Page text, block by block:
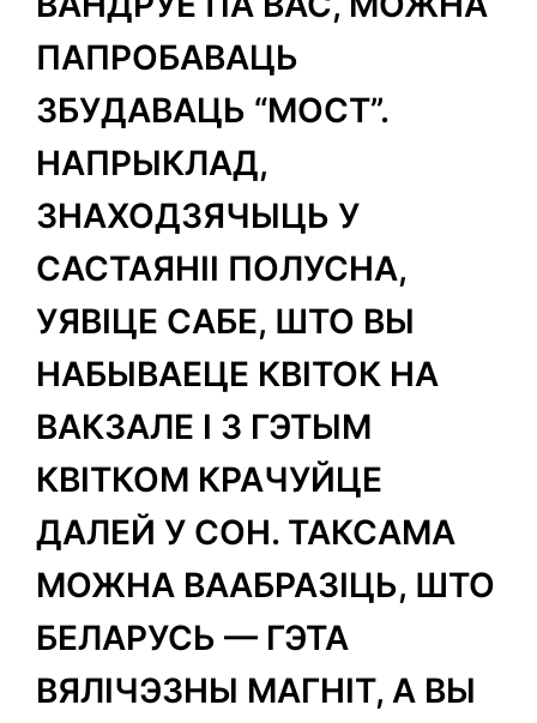
ПАПРОБАВАЦЬ
ЗБУДАВАЦЬ “МОСТ”.
НАПРЫКЛАД,
ЗНАХОДЗЯЧЫЦЬ У
САСТАЯНІІ ПОЛУСНА,
УЯВІЦЕ САБЕ, ШТО ВЫ
НАБЫВАЕЦЕ КВІТОК НА
ВАКЗАЛЕ І З ГЭТЫМ
КВІТКОМ КРАЧУЙЦЕ
ДАЛЕЙ У СОН. ТАКСАМА
МОЖНА ВААБРАЗІЦЬ, ШТО
БЕЛАРУСЬ — ГЭТА
ВЯЛІЧЭЗНЫ МАГНІТ, А ВЫ